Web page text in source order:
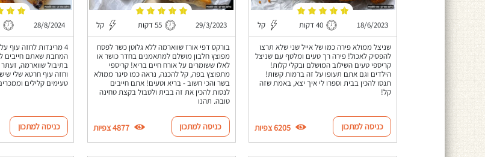
18/6/2023 40 דקות קל
שניצל ממולא פירה כמו של אייל שני שלא תרצו
להפסיק לאכול! פירה רך טעים ומלטף עם שניצל
קריספי טעים השילוב המושלם ובקלי קלות!
הילדים וגם אתם תעופו על זה ברמות קשות!
תנסו להכין בבית וספרו לי איך יצא, באמת שזה
קל!
כניסה למתכון 6205 צפיות
29/3/2023 55 דקות קל
בורקס דפי אורז שווארמה ללא גלוטן כשר לפסח
מפוצץ חלבון מושלם למתאמנים בחדר כושר או
לאלו ששומרים על אורח חיים בריא! קריספי
מתפוצץ בפה, קל להכנה, נראה כמו סיגר ממולא
בשר והכי חשוב - בריא וטעים! אתם חייבים
לנסות להכין את זה בבית ולטבול בקצת טחינה
טובה. תהנו
כניסה למתכון 4877 צפיות
28/8/2024
4 מרינדות לחזה עוף
המחבת שאתם חייבים
בתיבול שווארמה,
וחזה עוף חרטא שלי
טעימים קלילים
כניסה למתכון